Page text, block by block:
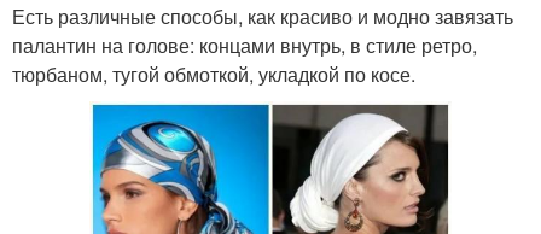
Есть различные способы, как красиво и модно завязать
палантин на голове: концами внутрь, в стиле ретро,
тюрбаном, тугой обмоткой, укладкой по косе.